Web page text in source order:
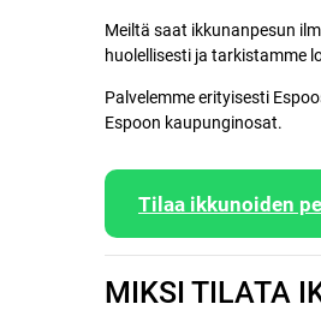
Meiltä saat ikkunanpesun
huolellisesti ja tarkistamme
Palvelemme erityisesti
Espoon kaupunginosat.
Tilaa ikkunoiden
MIKSI TILATA